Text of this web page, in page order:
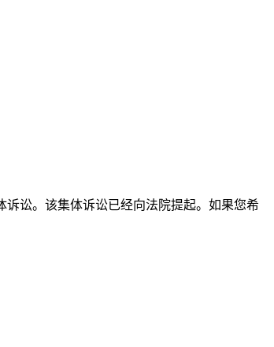
诉讼。该集体诉讼已经向法院提起。如果您希